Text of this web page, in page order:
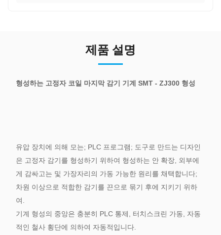
제품 설명
형성하는 고정자 코일 마지막 감기 기계 SMT - ZJ300 형성
유압 장치에 의해 모는; PLC 프로그램; 도구로 만드는 디자인
은 고정자 감기를 형성하기 위하여 형성하는 안 확장, 외부에
게 감싸고는 및 가장자리의 가동 가능한 원리를 채택합니다;
차원 이상으로 적합한 감기를 끈으로 묶기 후에 지키기 위하
여.
기계 형성의 중앙은 충분히 PLC 통제, 터치스크린 가동, 자동
적인 철사 횡단에 의하여 자동적입니다.